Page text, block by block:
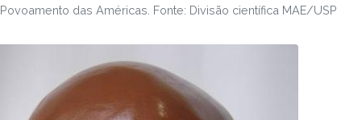
Povoamento das Américas. Fonte: Divisão científica MAE/USP.